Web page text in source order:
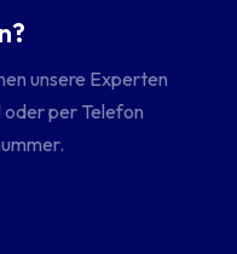
unsere Experten
oder per Telefon